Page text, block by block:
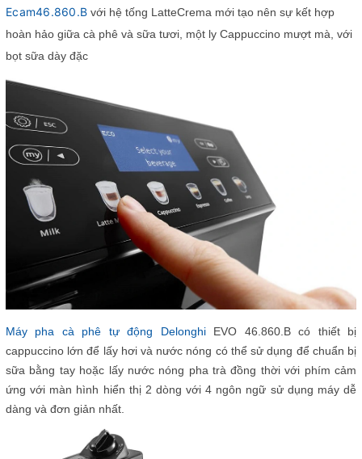
Ecam46.860.B với hệ tống LatteCrema mới tạo nên sự kết hợp
hoàn hảo giữa cà phê và sữa tươi, một ly Cappuccino mượt mà, với
bọt sữa dày đặc
Máy pha cà phê tự động DelonghiEVO 46.860.B có thiết bị
cappuccino lớn để lấy hơi và nước nóng có thể sử dụng để chuẩn bị
sữa bằng tay hoặc lấy nước nóng pha trà đồng thời với phím cảm
ứng với màn hình hiển thị 2 dòng với 4 ngôn ngữ sử dụng máy dễ
dàng và đơn giản nhất.